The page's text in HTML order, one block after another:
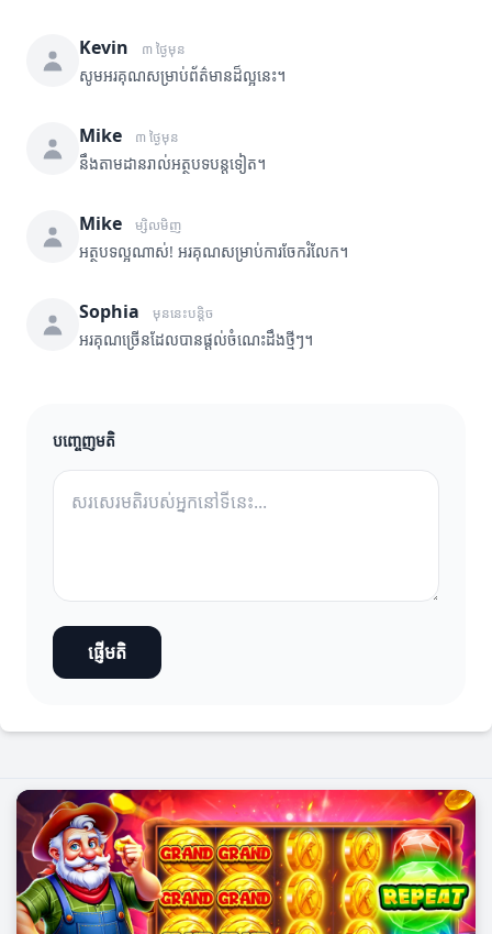
Kevin ៣ ថ្ងៃមុន
សូមអរគុណសម្រាប់ព័ត៌មានដ៏ល្អនេះ។
Mike ៣ ថ្ងៃមុន
នឹងតាមដានរាល់អត្ថបទបន្តទៀត។
Mike ម្សិលមិញ
អត្ថបទល្អណាស់! អរគុណសម្រាប់ការចែករំលែក។
Sophia មុននេះបន្តិច
អរគុណច្រើនដែលបានផ្តល់ចំណេះដឹងថ្មីៗ។
បញ្ចេញមតិ
ផ្ញើមតិ